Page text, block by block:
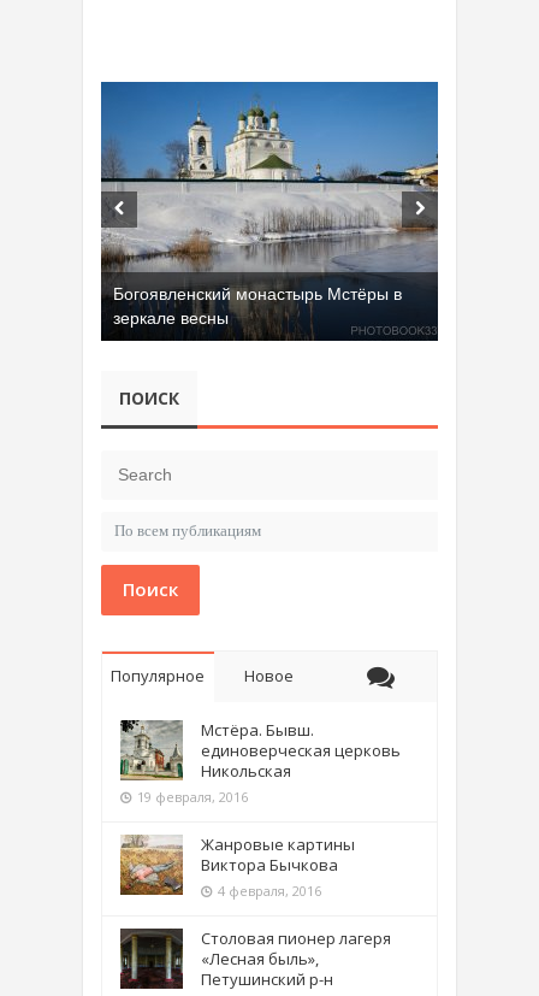
Богоявленский монастырь Мстёры в
зеркале весны
ПОИСК
Поиск
Популярное Новое
Мстёра. Бывш.
единоверческая церковь
Никольская
19 февраля, 2016
Жанровые картины
Виктора Бычкова
4 февраля, 2016
Столовая пионер лагеря
«Лесная быль»,
Петушинский р-н